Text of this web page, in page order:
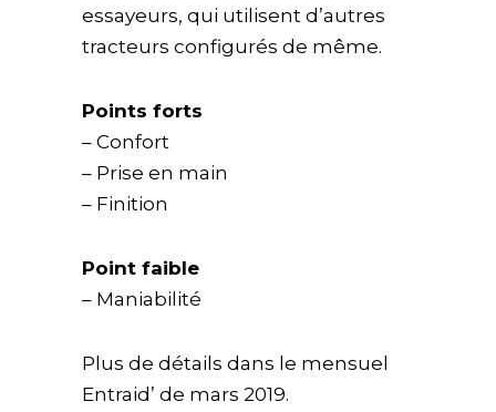
essayeurs, qui utilisent d’autres
tracteurs configurés de même.
Points forts
– Confort
– Prise en main
– Finition
Point faible
– Maniabilité
Plus de détails dans le mensuel
Entraid’ de mars 2019.